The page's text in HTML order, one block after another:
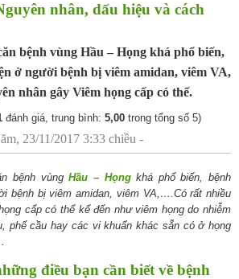
nhân, dấu hiệu và cách
bệnh vùng Hầu – Họng khá phổ biến,
ở người bệnh bị viêm amidan, viêm VA,
nhân gây Viêm họng cấp có thể.
đánh giá, trung bình: 5,00 trong tổng số 5)
23/11/2017 3:33 chiều -
bệnh vùngHầu – Họngkhá phổ biến, bệnh
bệnh bị viêm amidan, viêm VA,….Có rất nhiều
cấp có thể kể đến như viêm họng do nhiễm
phế cầu hay các vi khuẩn khác sẵn có ở họng
điều bạn cần biết về bệnh